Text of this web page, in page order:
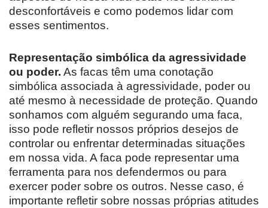
desconfortáveis ​​e como podemos lidar com
esses sentimentos.
Representação simbólica da agressividade
ou poder. As facas têm uma conotação
simbólica associada à agressividade, poder ou
até mesmo à necessidade de proteção. Quando
sonhamos com alguém segurando uma faca,
isso pode refletir nossos próprios desejos de
controlar ou enfrentar determinadas situações
em nossa vida. A faca pode representar uma
ferramenta para nos defendermos ou para
exercer poder sobre os outros. Nesse caso, é
importante refletir sobre nossas próprias atitudes